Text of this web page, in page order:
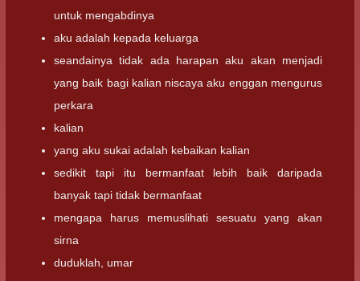
untuk mengabdinya
aku adalah kepada keluarga
seandainya tidak ada harapan aku akan menjadi
yang baik bagi kalian niscaya aku enggan mengurus
perkara
kalian
yang aku sukai adalah kebaikan kalian
sedikit tapi itu bermanfaat lebih baik daripada
banyak tapi tidak bermanfaat
mengapa harus memuslihati sesuatu yang akan
sirna
duduklah, umar